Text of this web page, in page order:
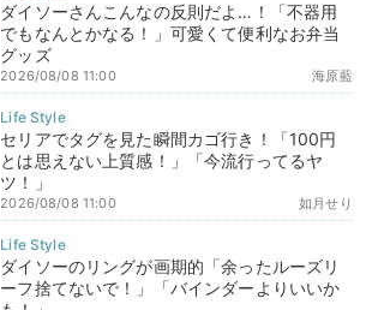
ダイソーさんこんなの反則だよ…！「不器用
でもなんとかなる！」可愛くて便利なお弁当
グッズ
海原藍
2026/08/08 11:00
セリアでタグを見た瞬間カゴ行き！「100円
とは思えない上質感！」「今流行ってるヤ
ツ！」
如月せり
2026/08/08 11:00
ダイソーのリングが画期的「余ったルーズリ
ーフ捨てないで！」「バインダーよりいいか